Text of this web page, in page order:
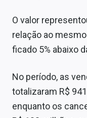
O valor
relação ao
ficado 5% abaixo
No período, as
totalizaram R$
enquanto os